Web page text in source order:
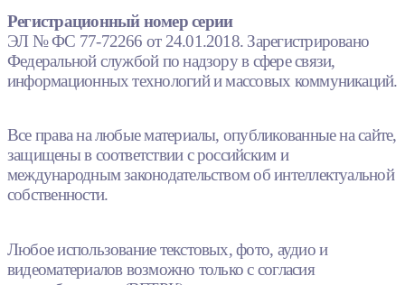
Регистрационный номер серии
ЭЛ № ФС 77-72266 от 24.01.2018. Зарегистрировано
Федеральной службой по надзору в сфере связи,
информационных технологий и массовых коммуникаций.
Все права на любые материалы, опубликованные на сайте,
защищены в соответствии с российским и
международным законодательством об интеллектуальной
собственности.
Любое использование текстовых, фото, аудио и
видеоматериалов возможно только с согласия